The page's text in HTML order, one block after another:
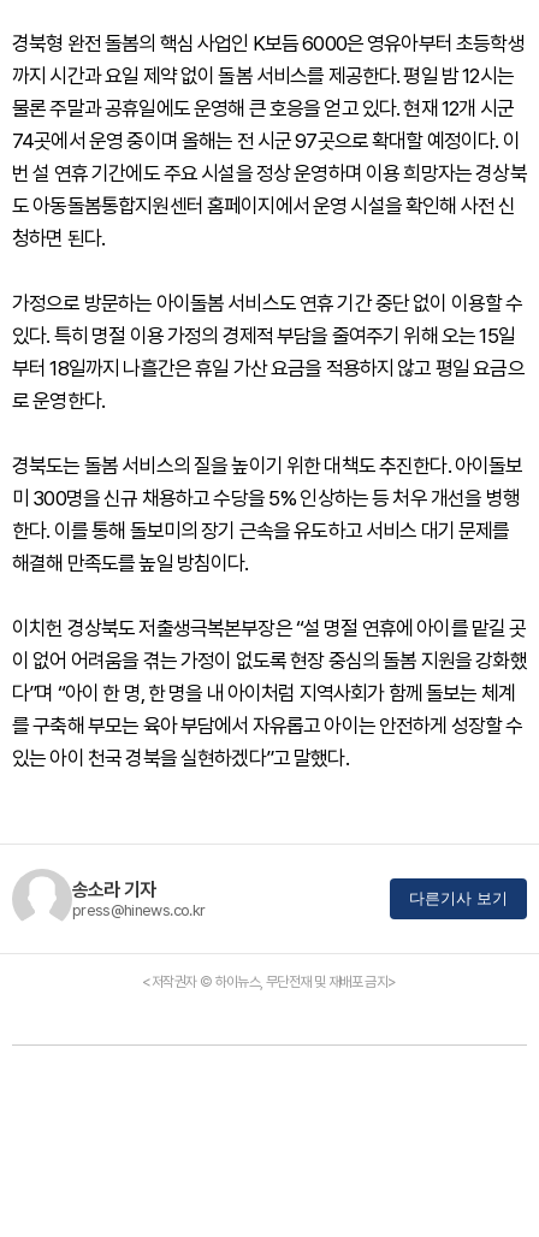
경북형 완전 돌봄의 핵심 사업인 K보듬 6000은 영유아부터 초등학생
까지 시간과 요일 제약 없이 돌봄 서비스를 제공한다. 평일 밤 12시는
물론 주말과 공휴일에도 운영해 큰 호응을 얻고 있다. 현재 12개 시군
74곳에서 운영 중이며 올해는 전 시군 97곳으로 확대할 예정이다. 이
번 설 연휴 기간에도 주요 시설을 정상 운영하며 이용 희망자는 경상북
도 아동돌봄통합지원센터 홈페이지에서 운영 시설을 확인해 사전 신
청하면 된다.
가정으로 방문하는 아이돌봄 서비스도 연휴 기간 중단 없이 이용할 수
있다. 특히 명절 이용 가정의 경제적 부담을 줄여주기 위해 오는 15일
부터 18일까지 나흘간은 휴일 가산 요금을 적용하지 않고 평일 요금으
로 운영한다.
경북도는 돌봄 서비스의 질을 높이기 위한 대책도 추진한다. 아이돌보
미 300명을 신규 채용하고 수당을 5% 인상하는 등 처우 개선을 병행
한다. 이를 통해 돌보미의 장기 근속을 유도하고 서비스 대기 문제를
해결해 만족도를 높일 방침이다.
이치헌 경상북도 저출생극복본부장은 “설 명절 연휴에 아이를 맡길 곳
이 없어 어려움을 겪는 가정이 없도록 현장 중심의 돌봄 지원을 강화했
다”며 “아이 한 명, 한 명을 내 아이처럼 지역사회가 함께 돌보는 체계
를 구축해 부모는 육아 부담에서 자유롭고 아이는 안전하게 성장할 수
있는 아이 천국 경북을 실현하겠다”고 말했다.
송소라 기자
press@hinews.co.kr
다른기사 보기
<저작권자 © 하이뉴스, 무단전재 및 재배포 금지>